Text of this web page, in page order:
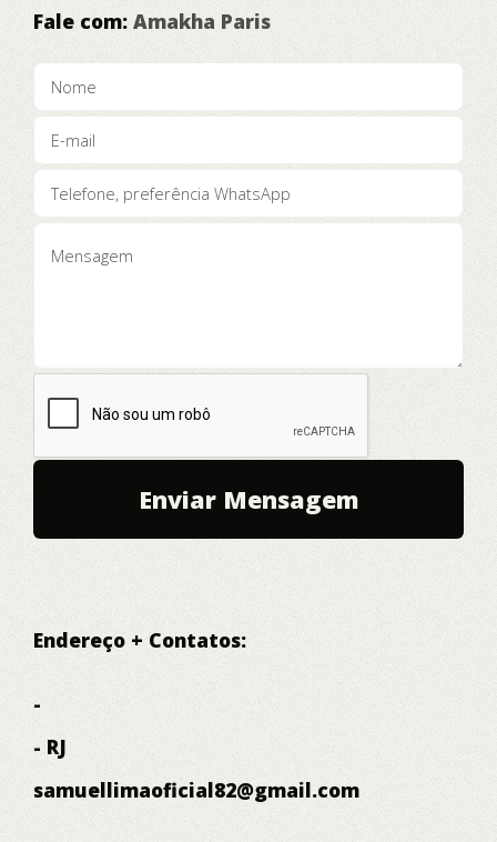
Fale com: Amakha Paris
Endereço + Contatos:
-
- RJ
samuellimaoficial82@gmail.com